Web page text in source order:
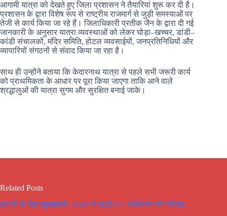
आगामी यात्रा को देखते हुए जिला प्रशासन ने तैयारियां शुरू कर दी है।
प्रशासन के द्वारा विशेष रूप से राष्ट्रीय राजमार्ग से जुड़ी समस्याओं पर
तेजी से कार्य किया जा रहे हैं। जिलाधिकारी प्रतीक जैन के द्वारा दी गई
जानकारी के अनुसार यात्रा व्यवस्थाओं को लेकर घोड़ा–खच्चर, डांडी–
कांडी संचालकों, मंदिर समिति, होटल व्यवसाईयों, जनप्रतिनिधियों और
व्यापारियों संगठनों से संवाद किया जा रहा है।
साथ ही उन्होंने बताया कि केदारनाथ यात्रा से पहले सभी जरूरी कार्य
को प्राथमिकता के आधार पर पूरा किया जाएगा ताकि आने वाले
श्रद्धालुओं की यात्रा सुगम और सुरक्षित बनाई जाके।
Related Posts
छात्रों के लिए खुशखबरी, HNB ने बढ़ाई PG पंजीकरण की तारीख…